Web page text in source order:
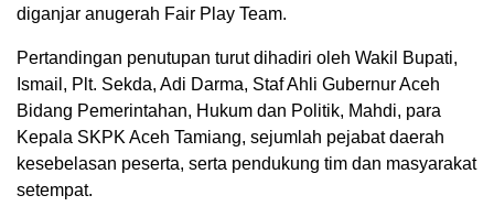
diganjar anugerah Fair Play Team.
Pertandingan penutupan turut dihadiri oleh Wakil Bupati,
Ismail, Plt. Sekda, Adi Darma, Staf Ahli Gubernur Aceh
Bidang Pemerintahan, Hukum dan Politik, Mahdi, para
Kepala SKPK Aceh Tamiang, sejumlah pejabat daerah
kesebelasan peserta, serta pendukung tim dan masyarakat
setempat.